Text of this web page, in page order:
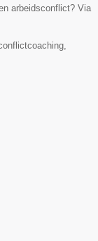
arbeidsconflict? Via